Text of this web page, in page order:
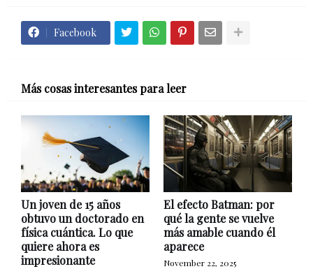
Facebook
Más cosas interesantes para leer
Un joven de 15 años
obtuvo un doctorado en
física cuántica. Lo que
quiere ahora es
impresionante
El efecto Batman: por
qué la gente se vuelve
más amable cuando él
aparece
November 22, 2025